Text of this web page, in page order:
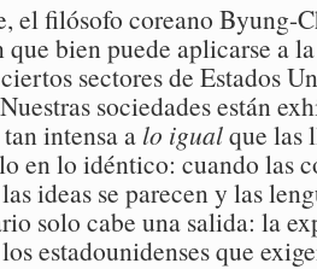
el filósofo coreano Byung-
que bien puede aplicarse a
sectores de Estados
sociedades están
intensa a lo igualque las
en lo idéntico: cuando las
ideas se parecen y las
solo cabe una salida: la
estadounidenses que